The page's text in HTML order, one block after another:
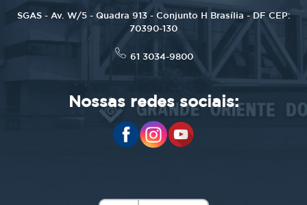
SGAS - Av. W/5 - Quadra 913 - Conjunto H Brasília - DF CEP:
70390-130
61 3034-9800
Nossas redes sociais: